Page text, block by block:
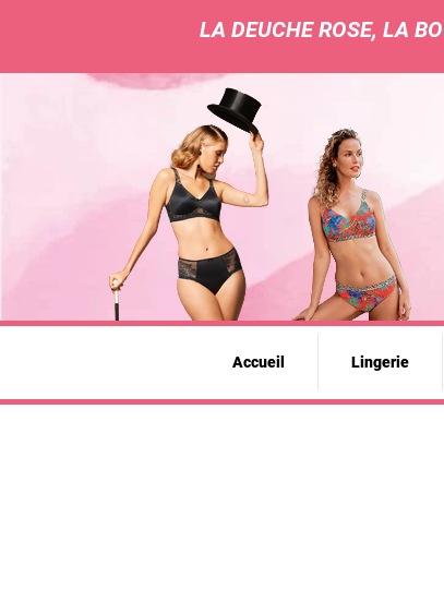
LA DEUCHE ROSE, LA
Accueil Lingerie